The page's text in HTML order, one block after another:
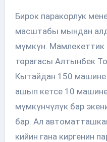
Бирок паракорлук
масштабы мындан
мүмкүн.
төрагасы Алтынбек
Кытайдан 150 машине
ашып кетсе 10
мүмкүнчүлүк бар
бар. Ал
кийин гана киргенин